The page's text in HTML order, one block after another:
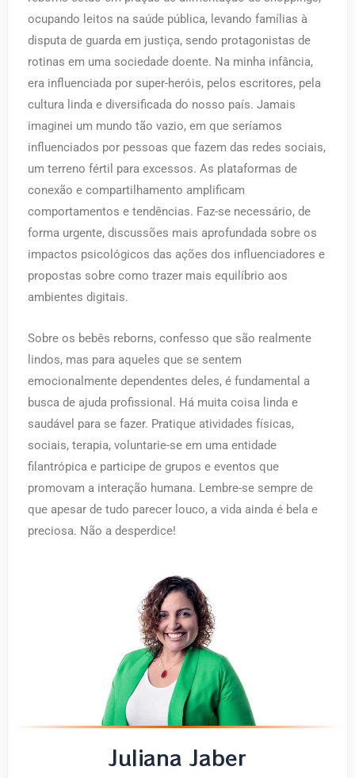
ocupando leitos na saúde pública, levando famílias à
disputa de guarda em justiça, sendo protagonistas de
rotinas em uma sociedade doente. Na minha infância,
era influenciada por super-heróis, pelos escritores, pela
cultura linda e diversificada do nosso país. Jamais
imaginei um mundo tão vazio, em que seríamos
influenciados por pessoas que fazem das redes sociais,
um terreno fértil para excessos. As plataformas de
conexão e compartilhamento amplificam
comportamentos e tendências. Faz-se necessário, de
forma urgente, discussões mais aprofundada sobre os
impactos psicológicos das ações dos influenciadores e
propostas sobre como trazer mais equilíbrio aos
ambientes digitais.
Sobre os bebês reborns, confesso que são realmente
lindos, mas para aqueles que se sentem
emocionalmente dependentes deles, é fundamental a
busca de ajuda profissional. Há muita coisa linda e
saudável para se fazer. Pratique atividades físicas,
sociais, terapia, voluntarie-se em uma entidade
filantrópica e participe de grupos e eventos que
promovam a interação humana. Lembre-se sempre de
que apesar de tudo parecer louco, a vida ainda é bela e
preciosa. Não a desperdice!
Juliana Jaber